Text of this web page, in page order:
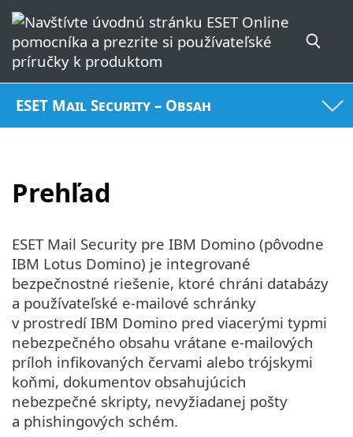
ESET Mail Security – Obsah
Prehľad
ESET Mail Security pre IBM Domino (pôvodne
IBM Lotus Domino) je integrované
bezpečnostné riešenie, ktoré chráni databázy
a používateľské e‑mailové schránky
v prostredí IBM Domino pred viacerými typmi
nebezpečného obsahu vrátane e-mailových
príloh infikovaných červami alebo trójskymi
koňmi, dokumentov obsahujúcich
nebezpečné skripty, nevyžiadanej pošty
a phishingových schém.